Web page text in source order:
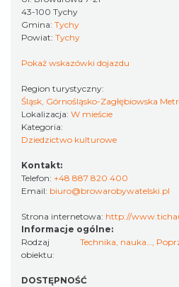
43-100 Tychy
Gmina: Tychy
Powiat: Tychy
Pokaż wskazówki dojazdu
Region turystyczny:
Śląsk, Górnośląsko-Zagłębiowska
Lokalizacja: W mieście
Kategoria:
Dziedzictwo kulturowe
Kontakt:
Telefon: +48 887 820 400
Email: biuro@browarobywatelski.pl
Strona internetowa: http://
Informacje ogólne:
Rodzaj
obiektu:
Technika, nauka…,
DOSTĘPNOŚĆ